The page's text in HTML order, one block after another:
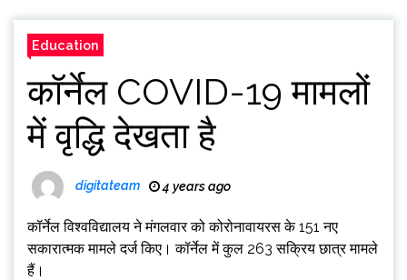
Education
कॉर्नेल COVID-19 मामलों
में वृद्धि देखता है
digitateam 4 years ago
कॉर्नेल विश्वविद्यालय ने मंगलवार को कोरोनावायरस के 151 नए
सकारात्मक मामले दर्ज किए। कॉर्नेल में कुल 263 सक्रिय छात्र मामले
हैं।